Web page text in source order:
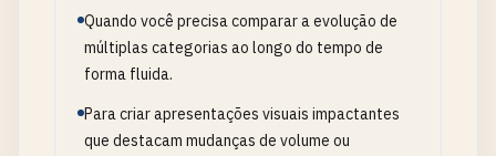
Quando você precisa comparar a evolução de
múltiplas categorias ao longo do tempo de
forma fluida.
Para criar apresentações visuais impactantes
que destacam mudanças de volume ou